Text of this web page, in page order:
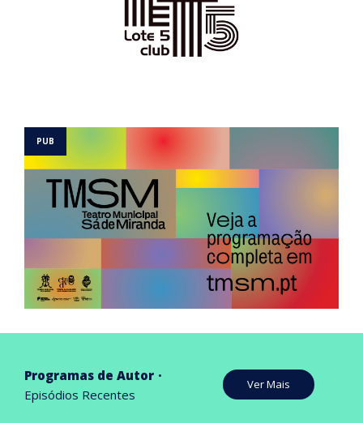
Programas de Autor
Episódios Recentes
Ver Mais